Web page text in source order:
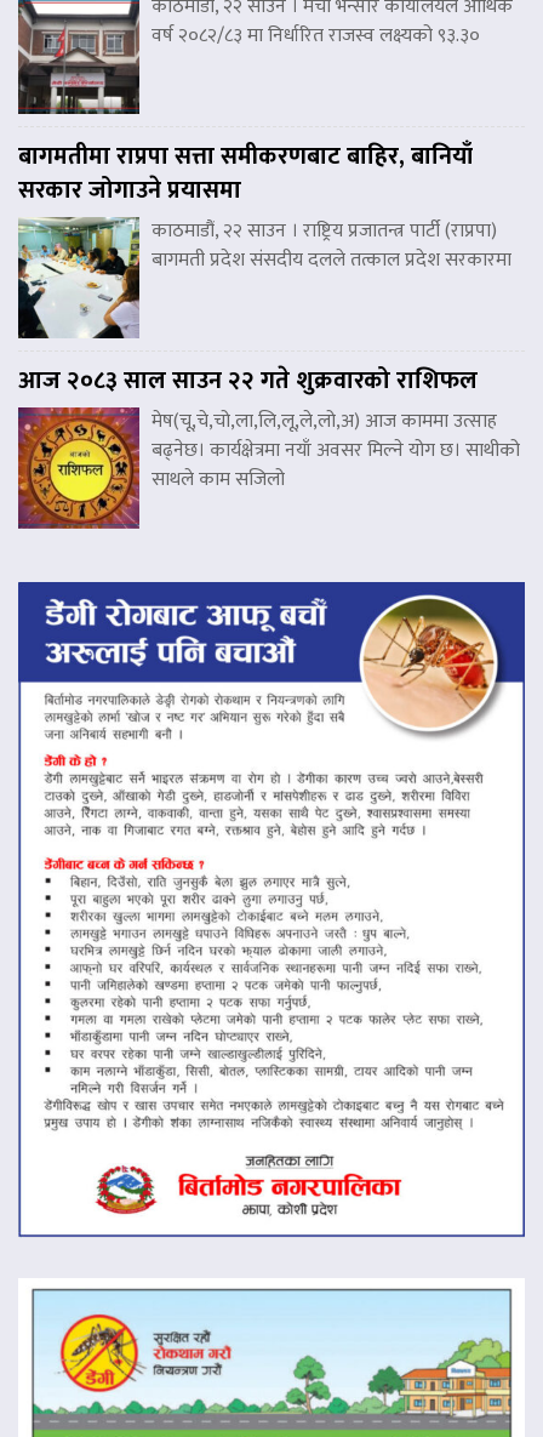
वर्ष २०८२/८३ मा निर्धारित राजस्व लक्ष्यको ९३.३०
बागमतीमा राप्रपा सत्ता समीकरणबाट बाहिर, बानियाँ
सरकार जोगाउने प्रयासमा
काठमाडौं, २२ साउन । राष्ट्रिय प्रजातन्त्र पार्टी (राप्रपा)
बागमती प्रदेश संसदीय दलले तत्काल प्रदेश सरकारमा
आज २०८३ साल साउन २२ गते शुक्रवारको राशिफल
मेष(चू,चे,चो,ला,लि,लू,ले,लो,अ) आज काममा उत्साह
बढ्नेछ। कार्यक्षेत्रमा नयाँ अवसर मिल्ने योग छ। साथीको
साथले काम सजिलो